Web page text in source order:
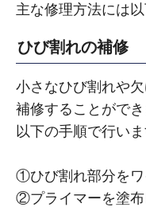
主な修理方法には
ひび割れの補修
小さなひび割れや
補修することができ
以下の手順で行いま
①ひび割れ部分をワ
②プライマーを塗布